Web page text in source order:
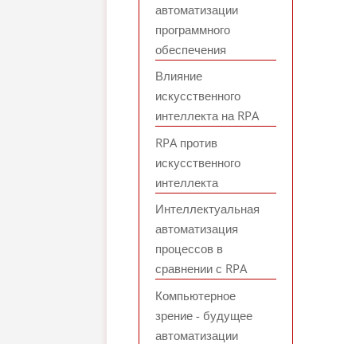
автоматизации
программного
обеспечения
Влияние
искусственного
интеллекта на RPA
RPA против
искусственного
интеллекта
Интеллектуальная
автоматизация
процессов в
сравнении с RPA
Компьютерное
зрение - будущее
автоматизации